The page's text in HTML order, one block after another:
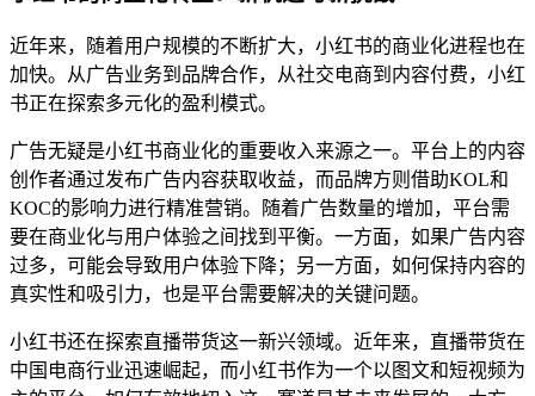
近年来，随着用户规模的不断扩大，小红书的商业化进程也在
加快。从广告业务到品牌合作，从社交电商到内容付费，小红
书正在探索多元化的盈利模式。
广告无疑是小红书商业化的重要收入来源之一。平台上的内容
创作者通过发布广告内容获取收益，而品牌方则借助KOL和
KOC的影响力进行精准营销。随着广告数量的增加，平台需
要在商业化与用户体验之间找到平衡。一方面，如果广告内容
过多，可能会导致用户体验下降；另一方面，如何保持内容的
真实性和吸引力，也是平台需要解决的关键问题。
小红书还在探索直播带货这一新兴领域。近年来，直播带货在
中国电商行业迅速崛起，而小红书作为一个以图文和短视频为